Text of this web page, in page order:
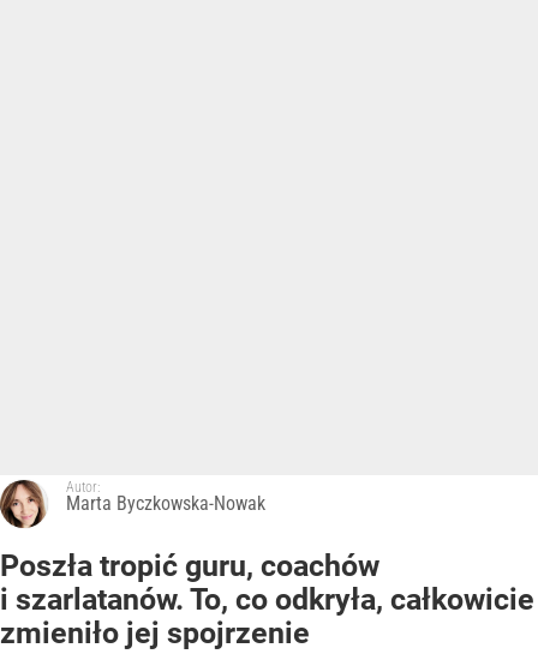
Autor:
Marta Byczkowska-Nowak
Poszła tropić guru, coachów
i szarlatanów. To, co odkryła, całkowicie
zmieniło jej spojrzenie